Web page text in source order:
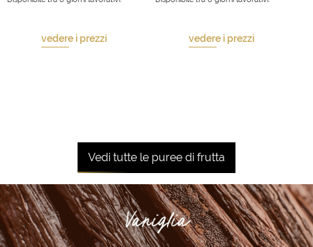
vedere i prezzi vedere i prezzi
Vedi tutte le puree di frutta